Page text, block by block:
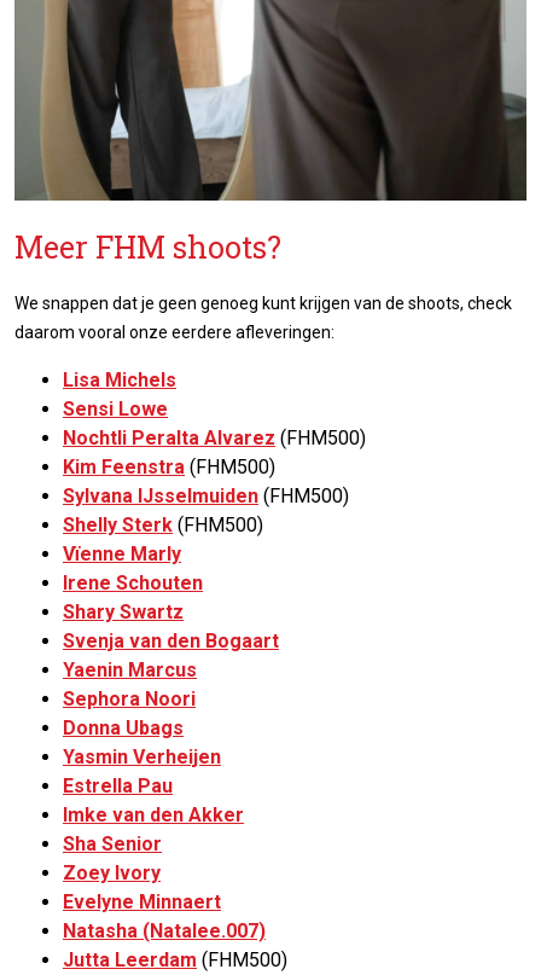
Meer FHM shoots?
We snappen dat je geen genoeg kunt krijgen van de shoots, check
daarom vooral onze eerdere afleveringen:
Lisa Michels
Sensi Lowe
Nochtli Peralta Alvarez (FHM500)
Kim Feenstra (FHM500)
Sylvana IJsselmuiden (FHM500)
Shelly Sterk (FHM500)
Vïenne Marly
Irene Schouten
Shary Swartz
Svenja van den Bogaart
Yaenin Marcus
Sephora Noori
Donna Ubags
Yasmin Verheijen
Estrella Pau
Imke van den Akker
Sha Senior
Zoey Ivory
Evelyne Minnaert
Natasha (Natalee.007)
Jutta Leerdam (FHM500)